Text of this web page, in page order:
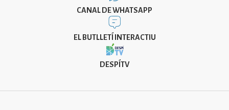
CANAL DE WHATSAPP
EL BUTLLETÍ INTERACTIU
DESPÍTV